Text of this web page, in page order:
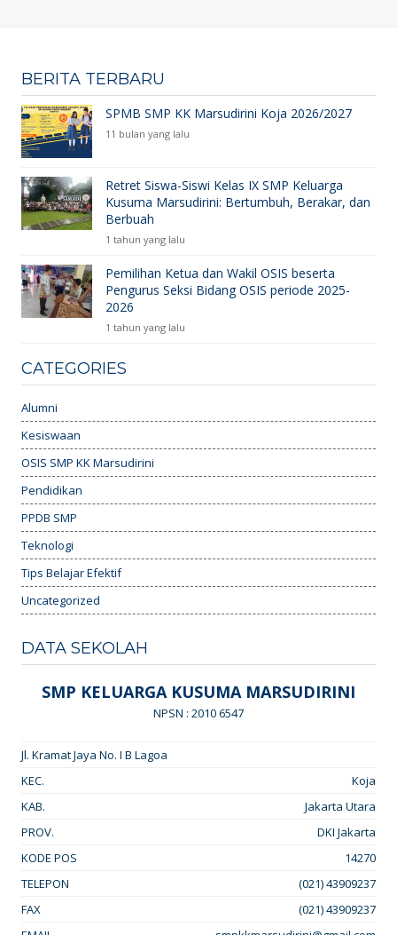
BERITA TERBARU
SPMB SMP KK Marsudirini Koja 2026/2027
11 bulan yang lalu
Retret Siswa-Siswi Kelas IX SMP Keluarga
Kusuma Marsudirini: Bertumbuh, Berakar, dan
Berbuah
1 tahun yang lalu
Pemilihan Ketua dan Wakil OSIS beserta
Pengurus Seksi Bidang OSIS periode 2025-
2026
1 tahun yang lalu
CATEGORIES
Alumni
Kesiswaan
OSIS SMP KK Marsudirini
Pendidikan
PPDB SMP
Teknologi
Tips Belajar Efektif
Uncategorized
DATA SEKOLAH
SMP KELUARGA KUSUMA MARSUDIRINI
NPSN : 2010 6547
Jl. Kramat Jaya No. I B Lagoa
KEC.
Koja
KAB.
Jakarta Utara
PROV.
DKI Jakarta
KODE POS
14270
TELEPON
(021) 43909237
FAX
(021) 43909237